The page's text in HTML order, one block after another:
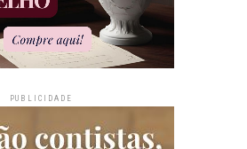
PUBLICIDADE